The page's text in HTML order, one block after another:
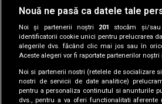
PRO•TV
Romanii
Las
La Maruta
Nouă ne pasă ca datele tale
Noi și partenerii noștri 201
stocăm și/
identificatorii cookie unici pentru prelucrarea
alegerile dvs. făcând clic mai jos sau în
Aceste alegeri vor fi raportate partenerilor
Noi si partenerii nostri (retelele de socializare
nostri de servicii de date analitice)
pentru a personaliza continutul si anunturile
dvs., pentru a va oferi functionalitati